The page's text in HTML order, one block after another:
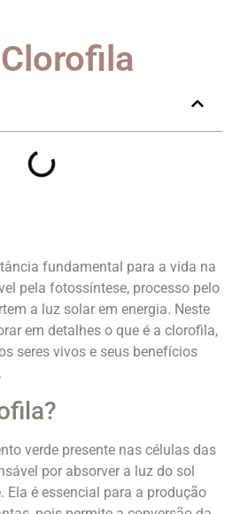
fundamental para a vida na
pela fotossíntese, processo pelo
a luz solar em energia. Neste
em detalhes o que é a clorofila,
seres vivos e seus benefícios
verde presente nas células das
por absorver a luz do sol
Ela é essencial para a produção